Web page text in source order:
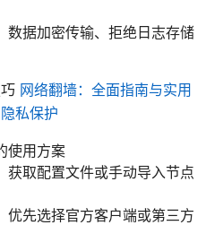
数据加密传输、拒绝日志存储
网络翻墙：全面指南与实用
私保护
使用方案
获取配置文件或手动导入节点
优先选择官方客户端或第三方